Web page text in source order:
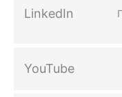
LinkedIn
YouTube